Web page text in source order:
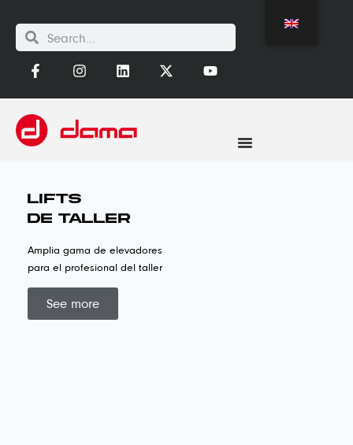
Lifts
de Taller
Amplia gama de elevadores
para el profesional del taller
See more